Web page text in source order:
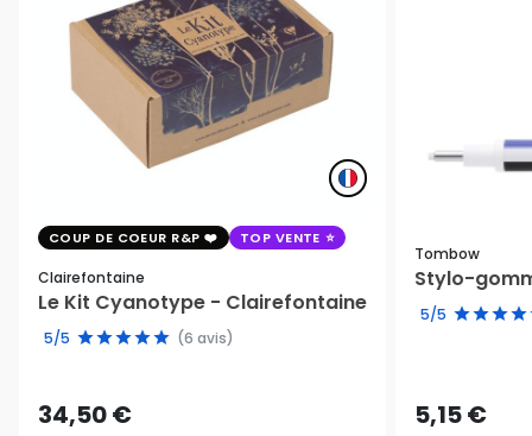
COUP DE COEUR R&P TOP VENTE
Clairefontaine
Le Kit Cyanotype - Clairefontaine
5/5 (6 avis)
34,50 €
Tombow
Stylo-
5/5
5,15 €